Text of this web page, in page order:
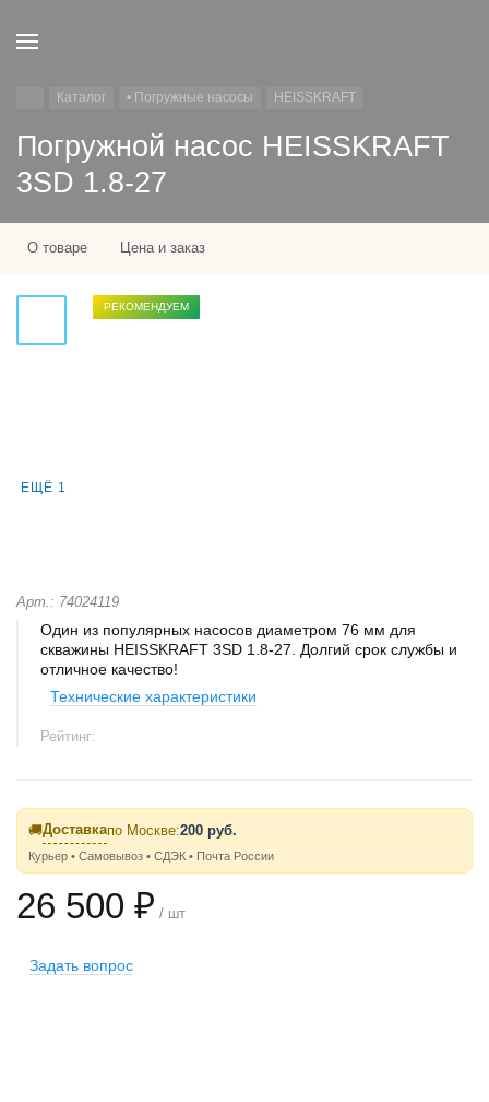
Каталог • Погружные насосы HEISSKRAFT
Погружной насос HEISSKRAFT
3SD 1.8-27
О товаре Цена и заказ
ЕЩЁ 1
РЕКОМЕНДУЕМ
Арт.: 74024119
Один из популярных насосов диаметром 76 мм для
скважины HEISSKRAFT 3SD 1.8-27. Долгий срок службы и
отличное качество!
Технические характеристики
Рейтинг:
🚚Доставкапо Москве:200 руб.
Курьер • Самовывоз • СДЭК • Почта России
26 500 ₽ / шт
Задать вопрос